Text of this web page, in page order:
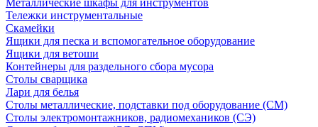
Металлические шкафы для инструментов
Тележки инструментальные
Скамейки
Ящики для песка и вспомогательное оборудование
Ящики для ветоши
Контейнеры для раздельного сбора мусора
Столы сварщика
Лари для белья
Столы металлические, подставки под оборудование (СМ)
Столы электромонтажников, радиомехаников (СЭ)